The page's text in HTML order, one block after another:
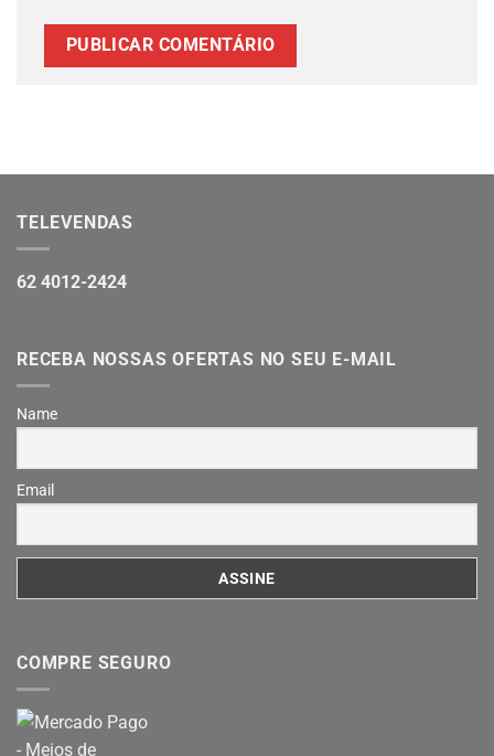
TELEVENDAS
62 4012-2424
RECEBA NOSSAS OFERTAS NO SEU E-MAIL
Name
Email
COMPRE SEGURO